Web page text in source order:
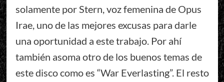
solamente por Stern, voz femenina de Opus
Irae, uno de las mejores excusas para darle
una oportunidad a este trabajo. Por ahí
también asoma otro de los buenos temas de
este disco como es “War Everlasting”. El resto